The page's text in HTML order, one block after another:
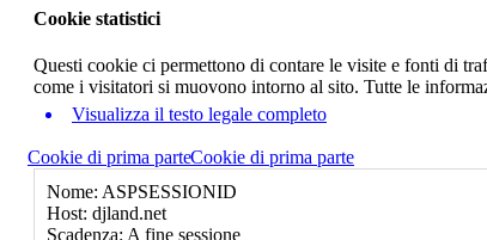
Cookie statistici
Questi cookie ci permettono di contare le visite e fonti di
come i visitatori si muovono intorno al sito. Tutte le
Visualizza il testo legale completo
Cookie di prima parteCookie di prima parte
Nome: ASPSESSIONID
Host: djland.net
Scadenza: A fine sessione